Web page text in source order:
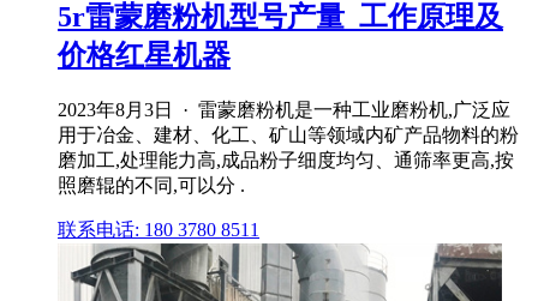
5r雷蒙磨粉机型号产量_工作原理及
价格红星机器
2023年8月3日 · 雷蒙磨粉机是一种工业磨粉机,广泛应
用于冶金、建材、化工、矿山等领域内矿产品物料的粉
磨加工,处理能力高,成品粉子细度均匀、通筛率更高,按
照磨辊的不同,可以分 .
联系电话: 180 3780 8511